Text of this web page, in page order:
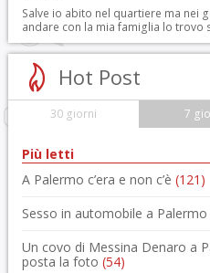
Salve io abito nel quartiere ma nei
andare con la mia famiglia lo trovo
Hot Post
30 giorni 7
Più letti
A Palermo c’era e non c’è (121)
Sesso in automobile a Palermo
Un covo di Messina Denaro a
posta la foto (54)